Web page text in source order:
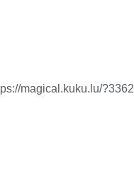
magical.kuku.lu/?3362